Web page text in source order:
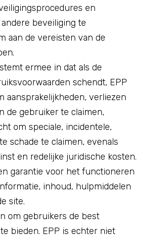
en
beveiliging te
aan de vereisten van de
ermee in dat als de
schendt, EPP
aansprakelijkheden, verliezen
de gebruiker te claimen,
om speciale, incidentele,
schade te claimen, evenals
en redelijke juridische kosten.
garantie voor het functioneren
inhoud, hulpmiddelen
site.
om gebruikers de best
bieden. EPP is echter niet